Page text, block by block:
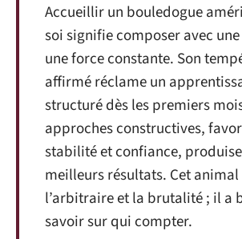
Accueillir un bouledogue
soi signifie composer avec
une force constante. Son
affirmé réclame un
structuré dès les premiers
approches constructives,
stabilité et confiance,
meilleurs résultats. Cet
l’arbitraire et la brutalité ; il a
savoir sur qui compter.